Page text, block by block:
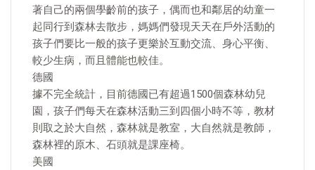
著自己的兩個學齡前的孩子，偶而也和鄰居的幼童一
起同行到森林去散步，媽媽們發現天天在戶外活動的
孩子們要比一般的孩子更樂於互動交流、身心平衡、
較少生病，而且體能也較佳。
德國
據不完全統計，目前德國已有超過1500個森林幼兒
園，孩子們每天在森林活動三到四個小時不等，教材
則取之於大自然，森林就是教室，大自然就是教師，
森林裡的原木、石頭就是課座椅。
美國